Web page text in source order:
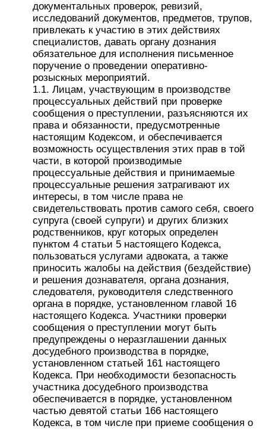
документальных проверок, ревизий,
исследований документов, предметов, трупов,
привлекать к участию в этих действиях
специалистов, давать органу дознания
обязательное для исполнения письменное
поручение о проведении оперативно-
розыскных мероприятий.
1.1. Лицам, участвующим в производстве
процессуальных действий при проверке
сообщения о преступлении, разъясняются их
права и обязанности, предусмотренные
настоящим Кодексом, и обеспечивается
возможность осуществления этих прав в той
части, в которой производимые
процессуальные действия и принимаемые
процессуальные решения затрагивают их
интересы, в том числе права не
свидетельствовать против самого себя, своего
супруга (своей супруги) и других близких
родственников, круг которых определен
пунктом 4 статьи 5 настоящего Кодекса,
пользоваться услугами адвоката, а также
приносить жалобы на действия (бездействие)
и решения дознавателя, органа дознания,
следователя, руководителя следственного
органа в порядке, установленном главой 16
настоящего Кодекса. Участники проверки
сообщения о преступлении могут быть
предупреждены о неразглашении данных
досудебного производства в порядке,
установленном статьей 161 настоящего
Кодекса. При необходимости безопасность
участника досудебного производства
обеспечивается в порядке, установленном
частью девятой статьи 166 настоящего
Кодекса, в том числе при приеме сообщения о